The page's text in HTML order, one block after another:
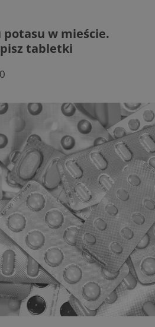
w mieście.
tabletki